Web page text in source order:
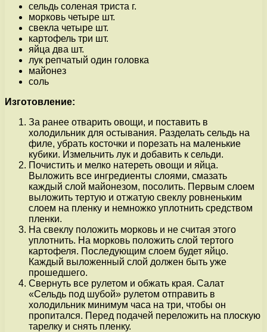
сельдь соленая триста г.
морковь четыре шт.
свекла четыре шт.
картофель три шт.
яйца два шт.
лук репчатый один головка
майонез
соль
Изготовление:
За ранее отварить овощи, и поставить в
холодильник для остывания. Разделать сельдь на
филе, убрать косточки и порезать на маленькие
кубики. Измельчить лук и добавить к сельди.
Почистить и мелко натереть овощи и яйца.
Выложить все ингредиенты слоями, смазать
каждый слой майонезом, посолить. Первым слоем
выложить тертую и отжатую свеклу ровненьким
слоем на пленку и немножко уплотнить средством
пленки.
На свеклу положить морковь и не считая этого
уплотнить. На морковь положить слой тертого
картофеля. Последующим слоем будет яйцо.
Каждый выложенный слой должен быть уже
прошедшего.
Свернуть все рулетом и обжать края. Салат
«Сельдь под шубой» рулетом отправить в
холодильник минимум часа на три, чтобы он
пропитался. Перед подачей переложить на плоскую
тарелку и снять пленку.